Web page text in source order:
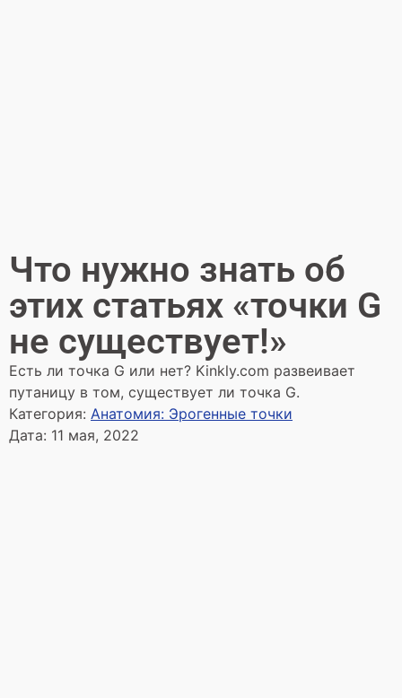
Что нужно знать об
этих статьях «точки G
не существует!»
Есть ли точка G или нет? Kinkly.com развеивает
путаницу в том, существует ли точка G.
Категория: Анатомия: Эрогенные точки
Дата: 11 мая, 2022